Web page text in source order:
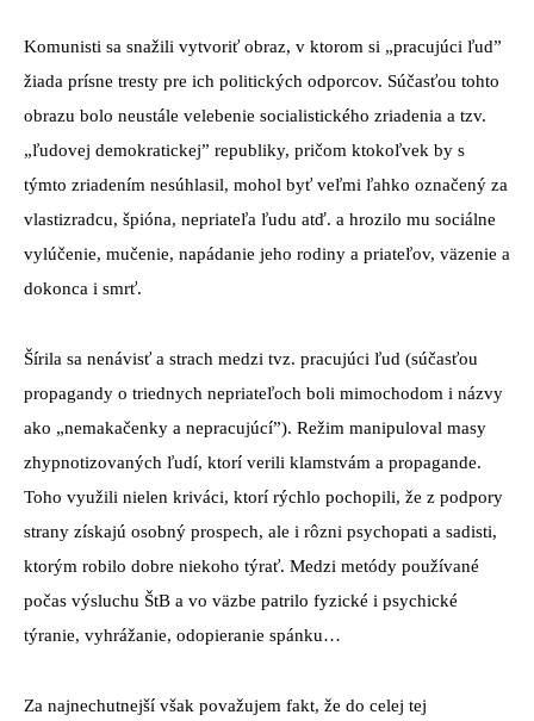
Komunisti sa snažili vytvoriť obraz, v ktorom si „pracujúci ľud”
žiada prísne tresty pre ich politických odporcov. Súčasťou tohto
obrazu bolo neustále velebenie socialistického zriadenia a tzv.
„ľudovej demokratickej” republiky, pričom ktokoľvek by s
týmto zriadením nesúhlasil, mohol byť veľmi ľahko označený za
vlastizradcu, špióna, nepriateľa ľudu atď. a hrozilo mu sociálne
vylúčenie, mučenie, napádanie jeho rodiny a priateľov, väzenie a
dokonca i smrť.
Šírila sa nenávisť a strach medzi tvz. pracujúci ľud (súčasťou
propagandy o triednych nepriateľoch boli mimochodom i názvy
ako „nemakačenky a nepracujúcí”). Režim manipuloval masy
zhypnotizovaných ľudí, ktorí verili klamstvám a propagande.
Toho využili nielen kriváci, ktorí rýchlo pochopili, že z podpory
strany získajú osobný prospech, ale i rôzni psychopati a sadisti,
ktorým robilo dobre niekoho týrať. Medzi metódy používané
počas výsluchu ŠtB a vo väzbe patrilo fyzické i psychické
týranie, vyhrážanie, odopieranie spánku…
Za najnechutnejší však považujem fakt, že do celej tej